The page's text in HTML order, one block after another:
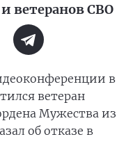
ветеранов СВО
в
ветеран
Мужества из
об отказе в